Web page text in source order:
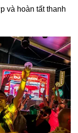
và hoàn tất thanh